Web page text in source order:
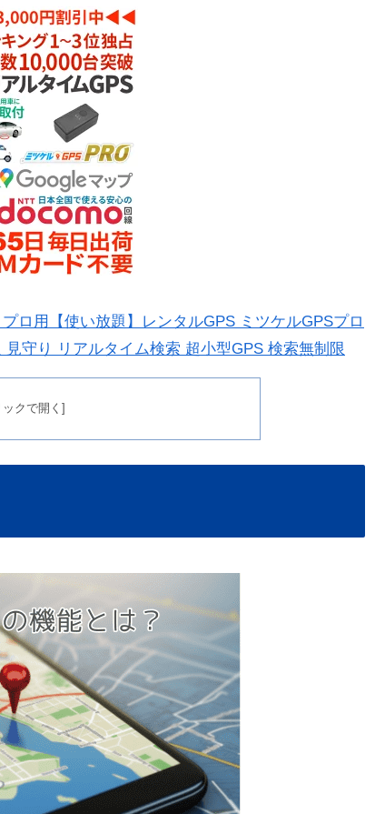
ロ用【使い放題】レンタルGPS ミツケルGPSプロ
守り リアルタイム検索 超小型GPS 検索無制限